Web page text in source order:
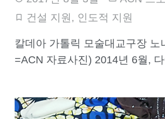
건설 지원 , 인도적 지원
칼데아 가톨릭 모술대교구장 노
=ACN 자료사진) 2014년 6월,